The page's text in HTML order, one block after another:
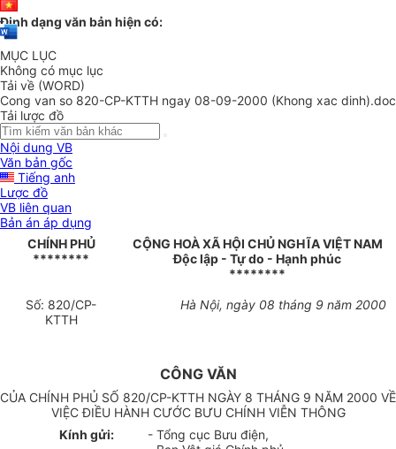
Định dạng văn bản hiện có:
MỤC LỤC
Không có mục lục
Tải về (WORD)
Cong van so 820-CP-KTTH ngay 08-09-2000 (Khong xac dinh).doc
Tải lược đồ
Nội dung VB
Văn bản gốc
Tiếng anh
Lược đồ
VB liên quan
Bản án áp dụng
CHÍNH PHỦ
********
CỘNG HOÀ XÃ HỘI CHỦ NGHĨA VIỆT NAM
Độc lập - Tự do - Hạnh phúc
********
Số: 820/CP-
KTTH
Hà Nội, ngày 08 tháng 9 năm 2000
CÔNG VĂN
CỦA CHÍNH PHỦ SỐ 820/CP-KTTH NGÀY 8 THÁNG 9 NĂM 2000 VỀ
VIỆC ĐIỀU HÀNH CƯỚC BƯU CHÍNH VIỄN THÔNG
Kính gửi:
- Tổng cục Bưu điện,